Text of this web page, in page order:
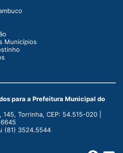
Municípios
para a Prefeitura Municipal do
Torrinha, CEP: 54.515-020 |
(81) 3524.5544